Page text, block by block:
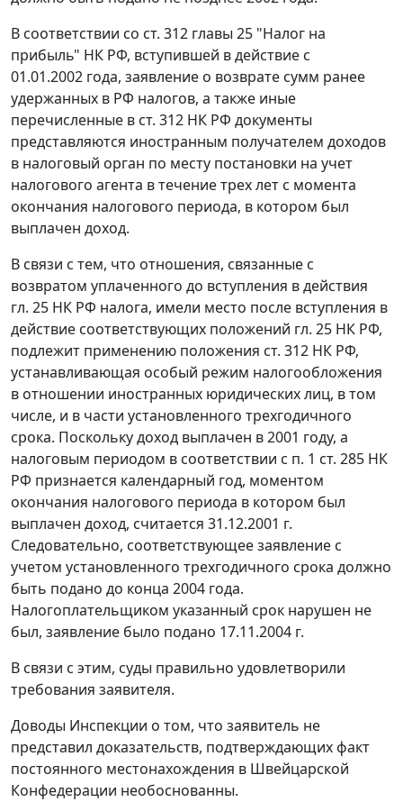
В соответствии со ст. 312 главы 25 "Налог на
прибыль" НК РФ, вступившей в действие с
01.01.2002 года, заявление о возврате сумм ранее
удержанных в РФ налогов, а также иные
перечисленные в ст. 312 НК РФ документы
представляются иностранным получателем доходов
в налоговый орган по месту постановки на учет
налогового агента в течение трех лет с момента
окончания налогового периода, в котором был
выплачен доход.
В связи с тем, что отношения, связанные с
возвратом уплаченного до вступления в действия
гл. 25 НК РФ налога, имели место после вступления в
действие соответствующих положений гл. 25 НК РФ,
подлежит применению положения ст. 312 НК РФ,
устанавливающая особый режим налогообложения
в отношении иностранных юридических лиц, в том
числе, и в части установленного трехгодичного
срока. Поскольку доход выплачен в 2001 году, а
налоговым периодом в соответствии с п. 1 ст. 285 НК
РФ признается календарный год, моментом
окончания налогового периода в котором был
выплачен доход, считается 31.12.2001 г.
Следовательно, соответствующее заявление с
учетом установленного трехгодичного срока должно
быть подано до конца 2004 года.
Налогоплательщиком указанный срок нарушен не
был, заявление было подано 17.11.2004 г.
В связи с этим, суды правильно удовлетворили
требования заявителя.
Доводы Инспекции о том, что заявитель не
представил доказательств, подтверждающих факт
постоянного местонахождения в Швейцарской
Конфедерации необоснованны.